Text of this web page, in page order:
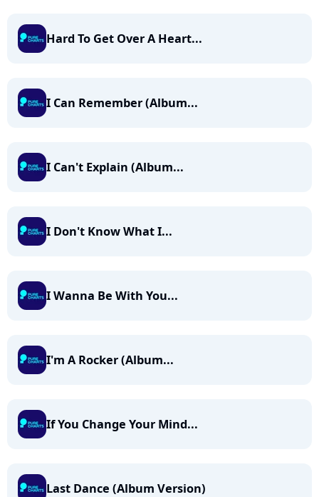
Hard To Get Over A Heart...
I Can Remember (Album...
I Can't Explain (Album...
I Don't Know What I...
I Wanna Be With You...
I'm A Rocker (Album...
If You Change Your Mind...
Last Dance (Album Version)